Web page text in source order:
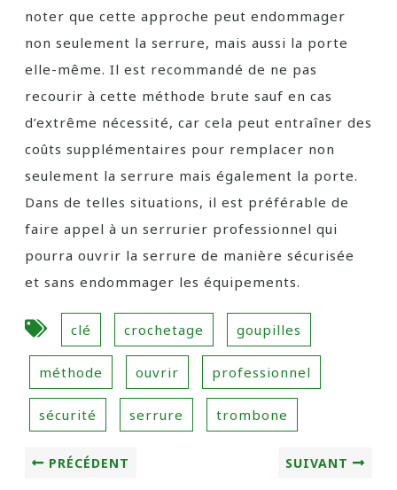
noter que cette approche peut endommager
non seulement la serrure, mais aussi la porte
elle-même. Il est recommandé de ne pas
recourir à cette méthode brute sauf en cas
d’extrême nécessité, car cela peut entraîner des
coûts supplémentaires pour remplacer non
seulement la serrure mais également la porte.
Dans de telles situations, il est préférable de
faire appel à un serrurier professionnel qui
pourra ouvrir la serrure de manière sécurisée
et sans endommager les équipements.
clé crochetage goupilles
méthode ouvrir professionnel
sécurité serrure trombone
PRÉCÉDENT SUIVANT